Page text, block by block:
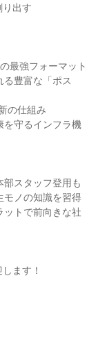
出す
最強フォーマット
豊富な「ポス
の仕組み
守るインフラ機
スタッフ登用も
ノの知識を習得
トで前向きな社
ます！